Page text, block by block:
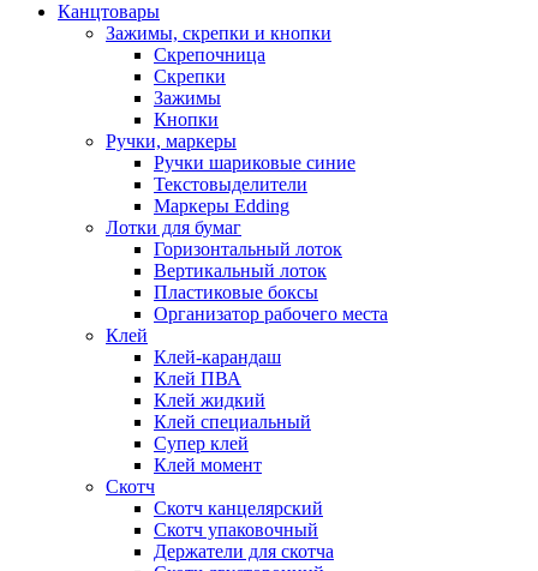
Канцтовары
Зажимы, скрепки и кнопки
Скрепочница
Скрепки
Зажимы
Кнопки
Ручки, маркеры
Ручки шариковые синие
Текстовыделители
Маркеры Edding
Лотки для бумаг
Горизонтальный лоток
Вертикальный лоток
Пластиковые боксы
Организатор рабочего места
Клей
Клей-карандаш
Клей ПВА
Клей жидкий
Клей специальный
Супер клей
Клей момент
Скотч
Скотч канцелярский
Скотч упаковочный
Держатели для скотча